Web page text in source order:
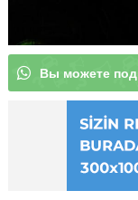
Вы мож|